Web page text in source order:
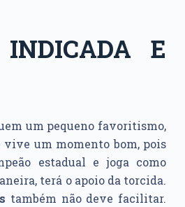
INDICADA E
um pequeno favoritismo,
um momento bom, pois
estadual e joga como
terá o apoio da torcida.
também não deve facilitar.